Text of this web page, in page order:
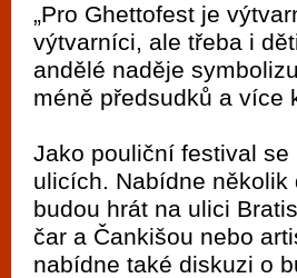
„Pro Ghettofest je
výtvarníci, ale třeba i
andělé naděje
méně předsudků a více
Jako pouliční festival
ulicích. Nabídne
budou hrát na ulici
čar a Čankišou nebo
nabídne také diskuzi o